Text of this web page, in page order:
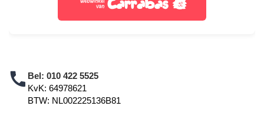
Bel: 010 422 5525
KvK: 64978621
BTW: NL002225136B81